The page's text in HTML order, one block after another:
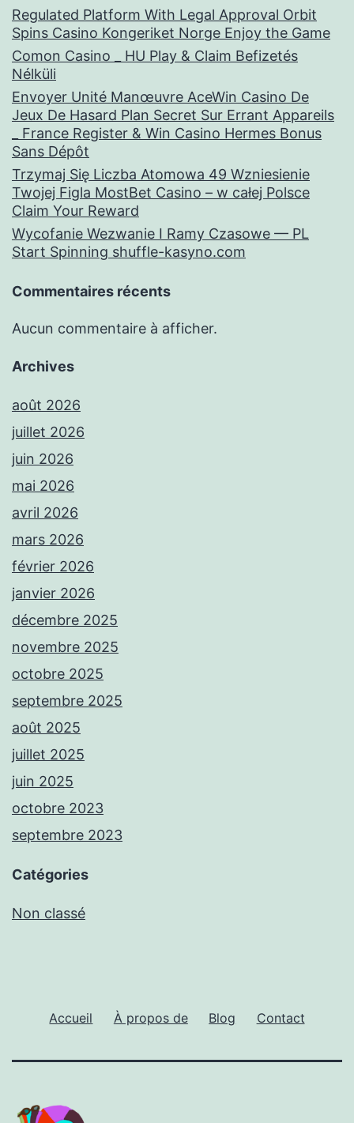
Regulated Platform With Legal Approval Orbit
Spins Casino Kongeriket Norge Enjoy the Game
Comon Casino _ HU Play & Claim Befizetés
Nélküli
Envoyer Unité Manœuvre AceWin Casino De
Jeux De Hasard Plan Secret Sur Errant Appareils
_ France Register & Win Casino Hermes Bonus
Sans Dépôt
Trzymaj Się Liczba Atomowa 49 Wzniesienie
Twojej Figla MostBet Casino – w całej Polsce
Claim Your Reward
Wycofanie Wezwanie I Ramy Czasowe — PL
Start Spinning shuffle-kasyno.com
Commentaires récents
Aucun commentaire à afficher.
Archives
août 2026
juillet 2026
juin 2026
mai 2026
avril 2026
mars 2026
février 2026
janvier 2026
décembre 2025
novembre 2025
octobre 2025
septembre 2025
août 2025
juillet 2025
juin 2025
octobre 2023
septembre 2023
Catégories
Non classé
Accueil À propos de Blog Contact